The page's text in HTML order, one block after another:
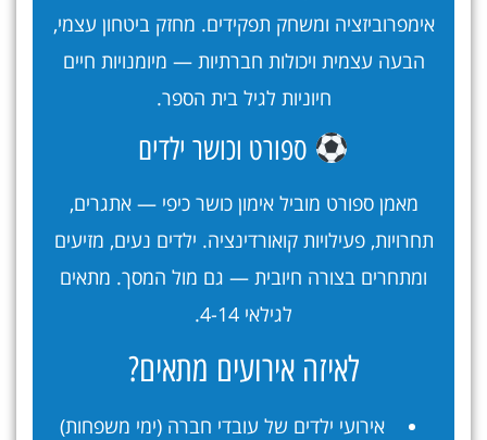
אימפרוביזציה ומשחק תפקידים. מחזק ביטחון עצמי,
הבעה עצמית ויכולות חברתיות — מיומנויות חיים
חיוניות לגיל בית הספר.
ספורט וכושר ילדים
מאמן ספורט מוביל אימון כושר כיפי — אתגרים,
תחרויות, פעילויות קואורדינציה. ילדים נעים, מזיעים
ומתחרים בצורה חיובית — גם מול המסך. מתאים
לגילאי 4-14.
לאיזה אירועים מתאים?
אירועי ילדים של עובדי חברה (ימי משפחות)